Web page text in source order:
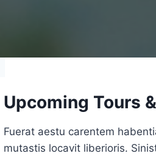
Upcoming Tours
Fuerat aestu carentem
mutastis locavit liberioris.